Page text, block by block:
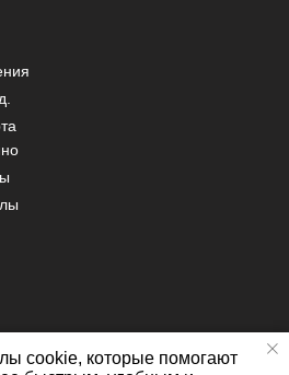
cookie, которые помогают